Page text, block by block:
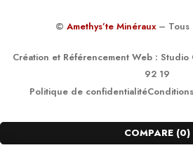
© Amethys’te Minéraux – Tous
Création et Référencement Web : Studio
92 19
Politique de confidentialité
COMPARE (0)